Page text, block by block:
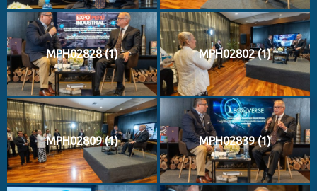
MPH02828 (1) MPH02802 (1)
MPH02809 (1) MPH02839 (1)